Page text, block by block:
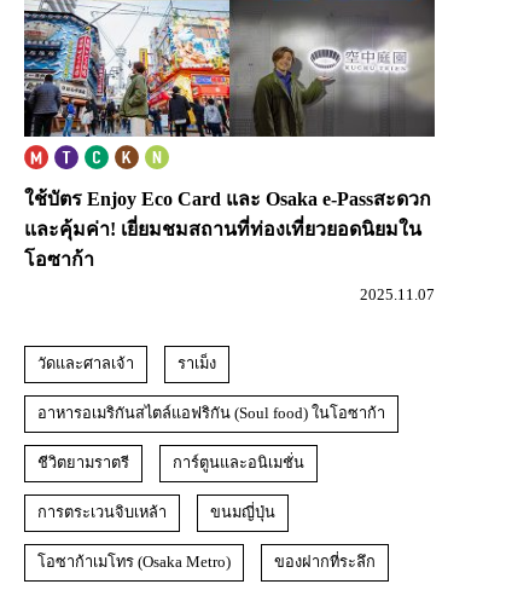
ใช้บัตร Enjoy Eco Card และ Osaka e-Passสะดวก
และคุ้มค่า! เยี่ยมชมสถานที่ท่องเที่ยวยอดนิยมใน
โอซาก้า
2025.11.07
วัดและศาลเจ้า ราเม็ง
อาหารอเมริกันสไตล์แอฟริกัน (Soul food) ในโอซาก้า
ชีวิตยามราตรี การ์ตูนและอนิเมชั่น
การตระเวนจิบเหล้า ขนมญี่ปุ่น
โอซาก้าเมโทร (Osaka Metro) ของฝากที่ระลึก